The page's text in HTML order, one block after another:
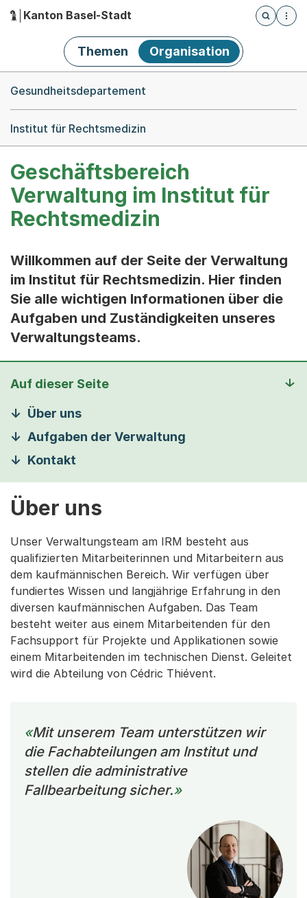
Hauptnavigation
Kanton Basel-Stadt
Öffnet
Themen Organisation
Gesundheitsdepartement
Institut für Rechtsmedizin
Geschäftsbereich
Verwaltung im Institut für
Rechtsmedizin
Willkommen auf der Seite der Verwaltung
im Institut für Rechtsmedizin. Hier finden
Sie alle wichtigen Informationen über die
Aufgaben und Zuständigkeiten unseres
Verwaltungsteams.
Auf dieser Seite
Über uns
Aufgaben der Verwaltung
Kontakt
Über uns
Unser Verwaltungsteam am IRM besteht aus
qualifizierten Mitarbeiterinnen und Mitarbeitern aus
dem kaufmännischen Bereich. Wir verfügen über
fundiertes Wissen und langjährige Erfahrung in den
diversen kaufmännischen Aufgaben. Das Team
besteht weiter aus einem Mitarbeitenden für den
Fachsupport für Projekte und Applikationen sowie
einem Mitarbeitenden im technischen Dienst. Geleitet
wird die Abteilung von Cédric Thiévent.
Mit unserem Team unterstützen wir
die Fachabteilungen am Institut und
stellen die administrative
Fallbearbeitung sicher.